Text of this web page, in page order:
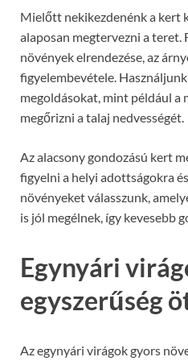
Mielőtt nekikezdenénk a kert
alaposan megtervezni a teret.
növények elrendezése, az
figyelembevétele.
megoldásokat, mint például a
megőrizni a talaj nedvességét.
Az alacsony gondozású kert
figyelni a helyi adottságokra
növényeket válasszunk,
is jól megélnek, így kevesebb
Egynyári
egyszerűség
Az egynyári virágok gyors